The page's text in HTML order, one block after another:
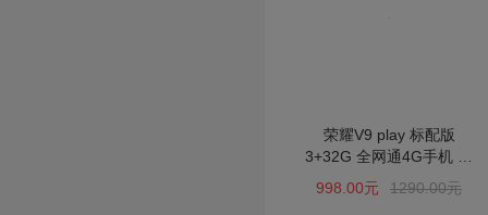
荣耀V9 play 标配版
3+32G 全网通4G手机 铂
光金
998.00元 1290.00元